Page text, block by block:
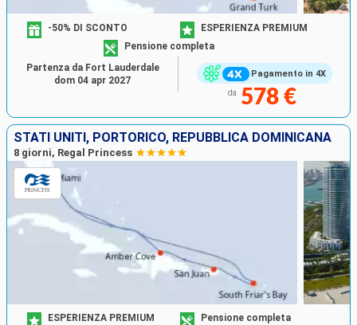
Pagamento in 4X
-50% DI SCONTO
ESPERIENZA PREMIUM
Pensione completa
da 578 €
Partenza da Fort Lauderdale
dom 04 apr 2027
STATI UNITI, PORTORICO, REPUBBLICA DOMINICANA
8 giorni, Regal Princess
ESPERIENZA PREMIUM Pensione completa